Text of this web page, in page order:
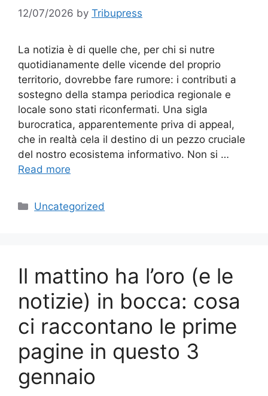
12/07/2026 by Tribupress
La notizia è di quelle che, per chi si nutre
quotidianamente delle vicende del proprio
territorio, dovrebbe fare rumore: i contributi a
sostegno della stampa periodica regionale e
locale sono stati riconfermati. Una sigla
burocratica, apparentemente priva di appeal,
che in realtà cela il destino di un pezzo cruciale
del nostro ecosistema informativo. Non si …
Read more
Categories
Uncategorized
Il mattino ha l’oro (e le
notizie) in bocca: cosa
ci raccontano le prime
pagine in questo 3
gennaio